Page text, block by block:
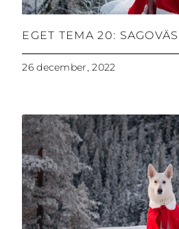
EGET TEMA 20:
26 december, 2022